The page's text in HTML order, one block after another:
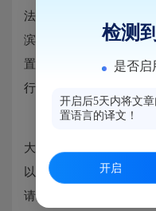
法规，福州市公安局马
滨东大道至前街）和联
置为交通秩序管理“严
行为强化管理。
自2026年4月20日起
大队将对严管街上乱停
以处罚，对严管街上的
请广大交通参与者自觉
检测
是否启
开启后5天内将文
置语言的译文！
开启